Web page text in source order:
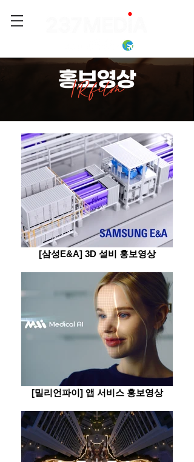
[삼성E&A] 3D 설비 홍보영상
[밀리언파이] 앱 서비스 홍보영상